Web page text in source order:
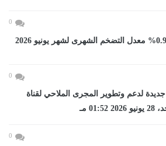
0
0
لدعم وتطوير المجرى الملاحي لقناة
مـ
0